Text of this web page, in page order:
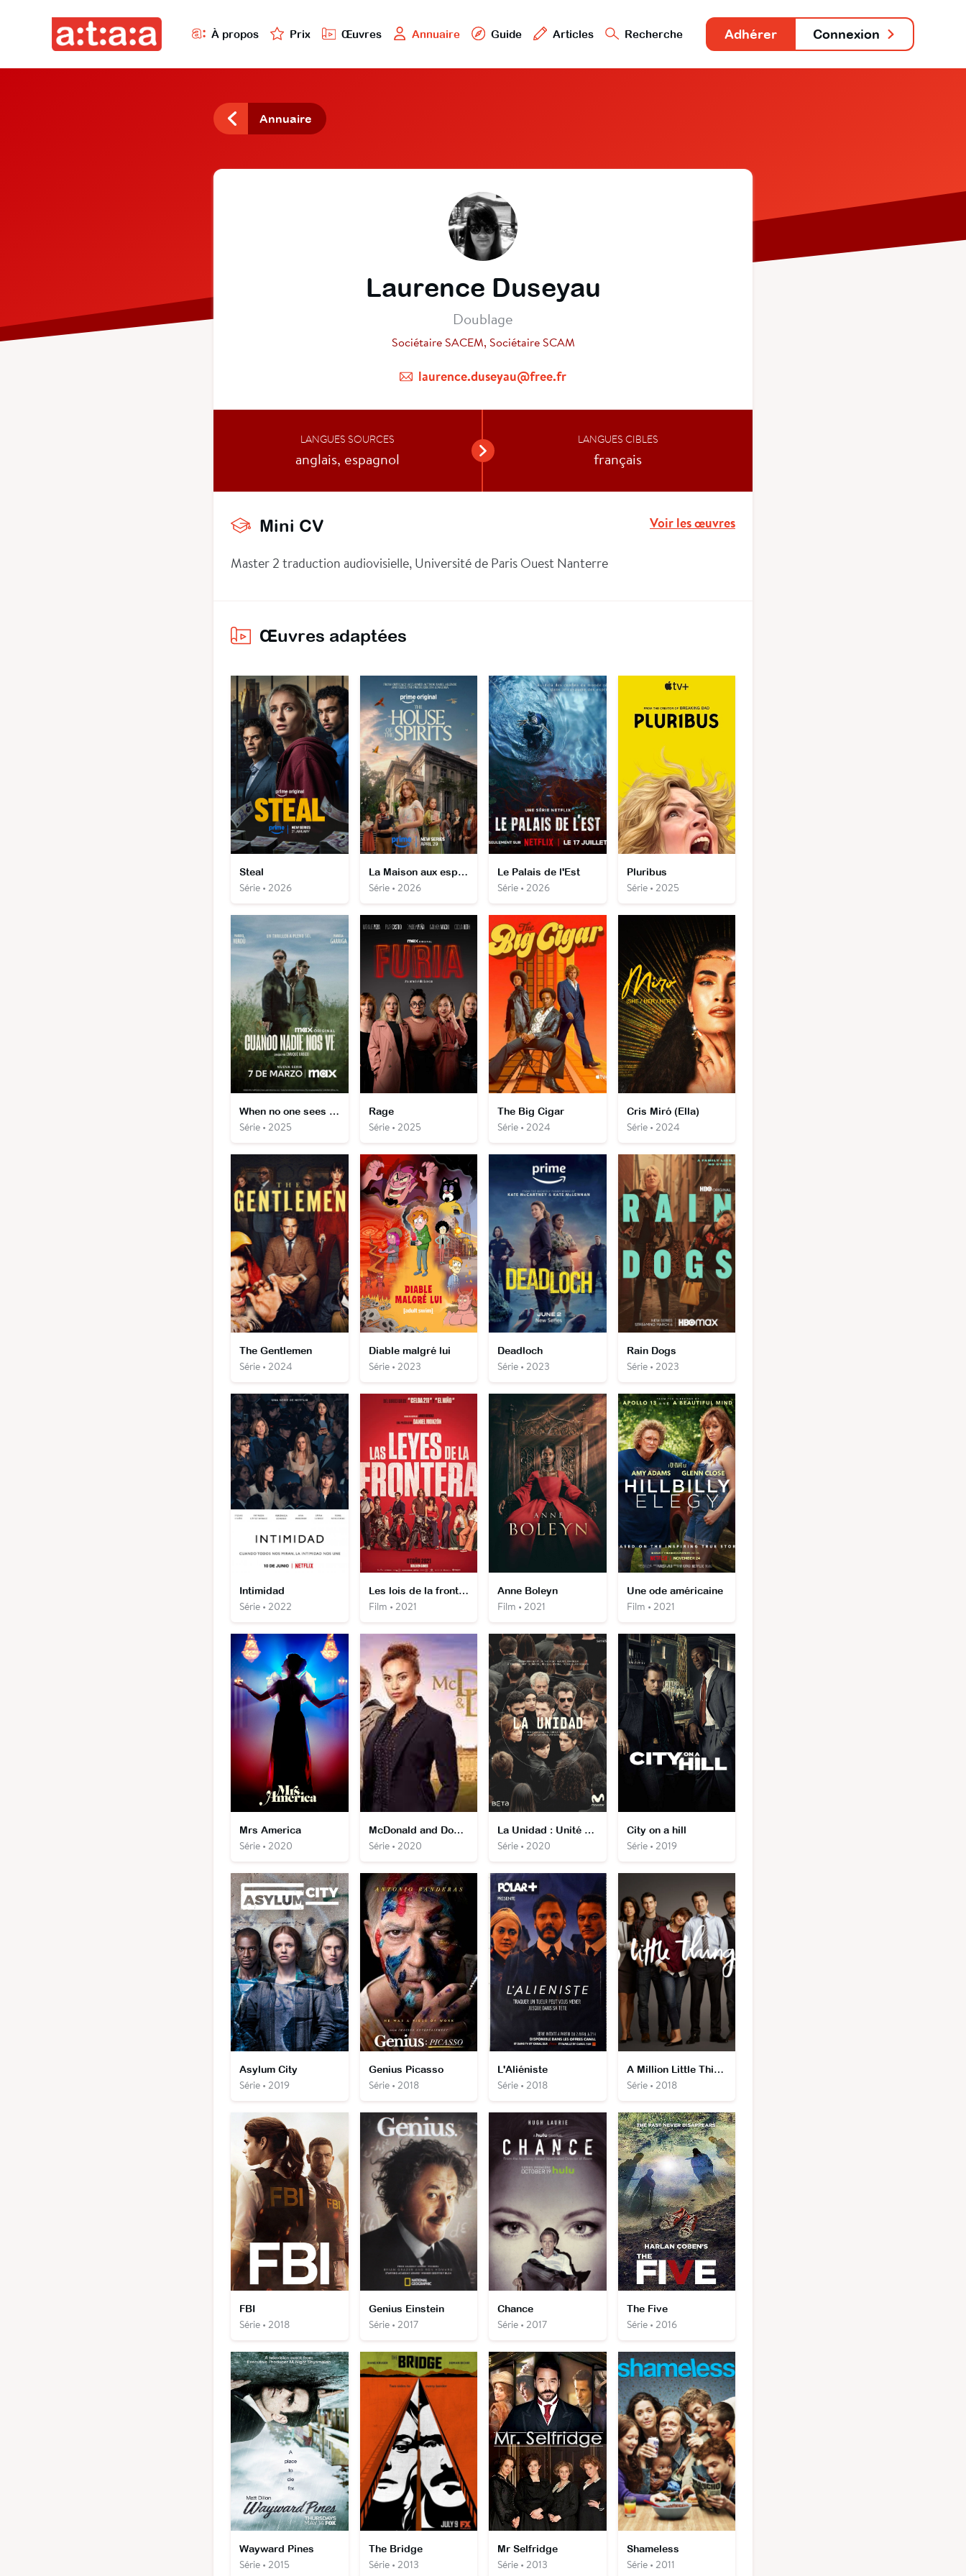
À propos Prix Œuvres Annuaire Guide Articles Recherche Adhérer Connexion
Annuaire
Laurence Duseyau
Doublage
Sociétaire SACEM, Sociétaire SCAM
laurence.duseyau@free.fr
LANGUES SOURCES
anglais, espagnol
LANGUES CIBLES
français
Mini CV Voir les œuvres
Master 2 traduction audiovisielle, Université de Paris Ouest Nanterre
Œuvres adaptées
Steal
Série • 2026
La Maison aux esprits
Série • 2026
Le Palais de l'Est
Série • 2026
Pluribus
Série • 2025
When no one sees us
Série • 2025
Rage
Série • 2025
The Big Cigar
Série • 2024
Cris Miró (Ella)
Série • 2024
The Gentlemen
Série • 2024
Diable malgré lui
Série • 2023
Deadloch
Série • 2023
Rain Dogs
Série • 2023
Intimidad
Série • 2022
Les lois de la frontière
Film • 2021
Anne Boleyn
Film • 2021
Une ode américaine
Film • 2021
Mrs America
Série • 2020
McDonald and Dodds
Série • 2020
La Unidad : Unité anti-terroriste
Série • 2020
City on a hill
Série • 2019
Asylum City
Série • 2019
Genius Picasso
Série • 2018
L'Aliéniste
Série • 2018
A Million Little Things
Série • 2018
FBI
Série • 2018
Genius Einstein
Série • 2017
Chance
Série • 2017
The Five
Série • 2016
Wayward Pines
Série • 2015
The Bridge
Série • 2013
Mr Selfridge
Série • 2013
Shameless
Série • 2011